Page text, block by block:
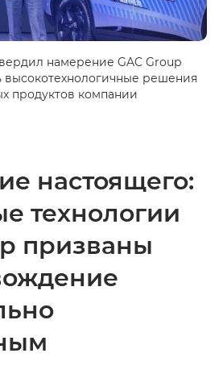
намерение GAC Group
высокотехнологичные решения
продуктов компании
настоящего:
технологии
призваны